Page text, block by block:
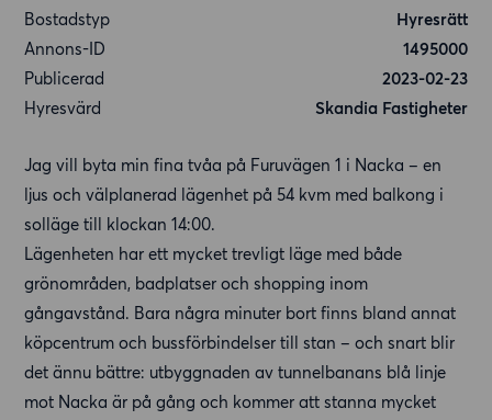
Bostadstyp
Hyresrätt
Annons-ID
1495000
Publicerad
2023-02-23
Hyresvärd
Skandia Fastigheter
Jag vill byta min fina tvåa på Furuvägen 1 i Nacka – en
ljus och välplanerad lägenhet på 54 kvm med balkong i
solläge till klockan 14:00.
Lägenheten har ett mycket trevligt läge med både
grönområden, badplatser och shopping inom
gångavstånd. Bara några minuter bort finns bland annat
köpcentrum och bussförbindelser till stan – och snart blir
det ännu bättre: utbyggnaden av tunnelbanans blå linje
mot Nacka är på gång och kommer att stanna mycket